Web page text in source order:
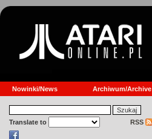
Nowinki/News Archiwum/Archive
Translate to RSS